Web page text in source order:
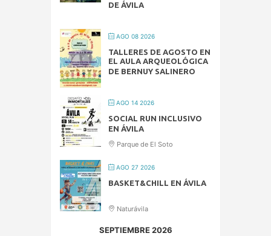
DE ÁVILA
AGO 08 2026
TALLERES DE AGOSTO EN
EL AULA ARQUEOLÓGICA
DE BERNUY SALINERO
AGO 14 2026
SOCIAL RUN INCLUSIVO
EN ÁVILA
Parque de El Soto
AGO 27 2026
BASKET&CHILL EN ÁVILA
Naturávila
SEPTIEMBRE 2026